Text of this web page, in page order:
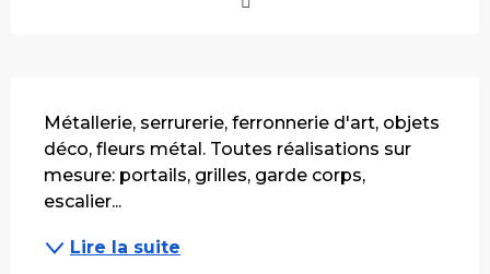
Métallerie, serrurerie, ferronnerie d'art, objets
déco, fleurs métal. Toutes réalisations sur
mesure: portails, grilles, garde corps,
escalier...
Lire la suite